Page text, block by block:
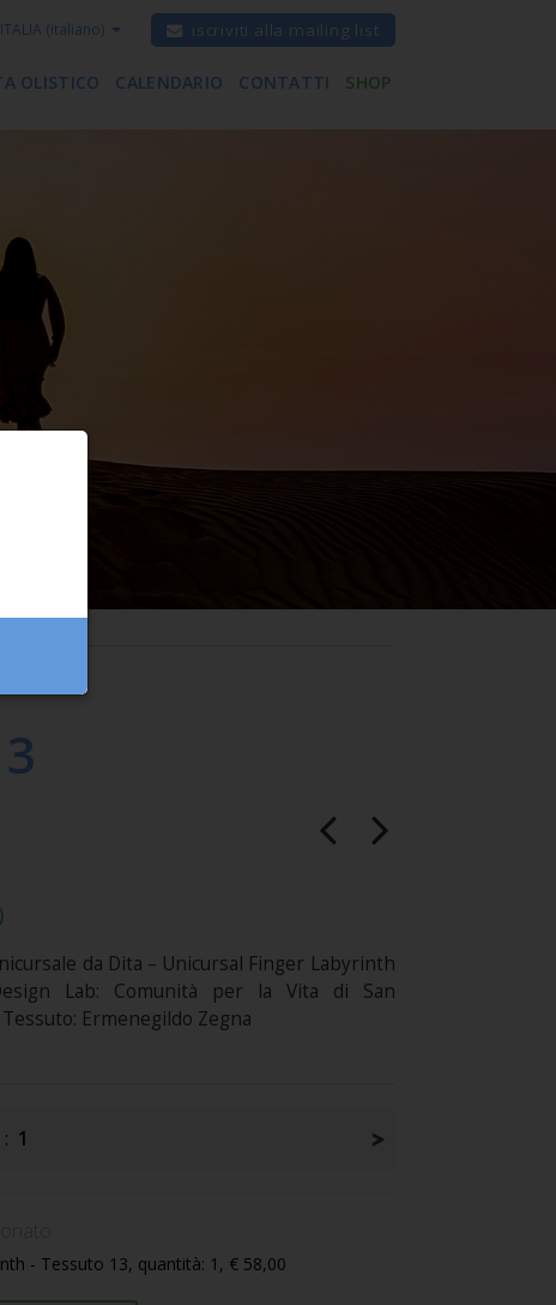
iscriviti alla mailing list
ITALIA (italiano)
OLISTICO CALENDARIO CONTATTI SHOP
da Dita – Unicursal Finger Labyrinth
Lab: Comunità per la Vita di San
Ermenegildo Zegna
1
- Tessuto 13, quantità: 1, € 58,00